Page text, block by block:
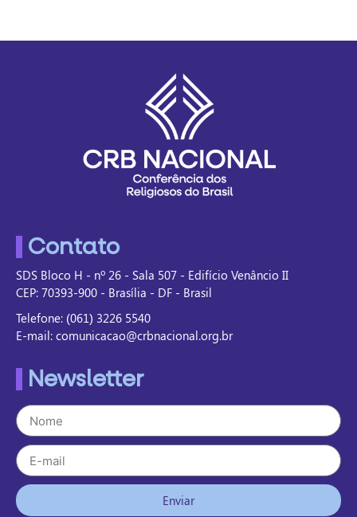
Contato
SDS Bloco H - nº 26 - Sala 507 - Edifício Venâncio II
CEP: 70393-900 - Brasília - DF - Brasil
Telefone: (061) 3226 5540
E-mail: comunicacao@crbnacional.org.br
Newsletter
Enviar